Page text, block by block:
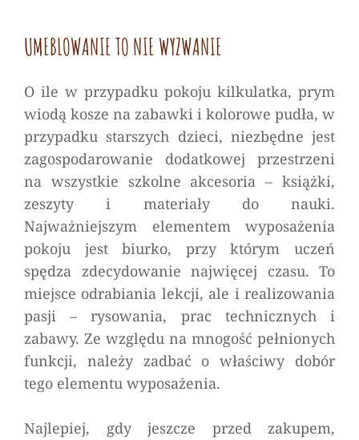
UMEBLOWANIE TO NIE WYZWANIE
O ile w przypadku pokoju kilkulatka, prym
wiodą kosze na zabawki i kolorowe pudła, w
przypadku starszych dzieci, niezbędne jest
zagospodarowanie dodatkowej przestrzeni
na wszystkie szkolne akcesoria – książki,
zeszyty i materiały do nauki.
Najważniejszym elementem wyposażenia
pokoju jest biurko, przy którym uczeń
spędza zdecydowanie najwięcej czasu. To
miejsce odrabiania lekcji, ale i realizowania
pasji – rysowania, prac technicznych i
zabawy. Ze względu na mnogość pełnionych
funkcji, należy zadbać o właściwy dobór
tego elementu wyposażenia.
Najlepiej, gdy jeszcze przed zakupem,